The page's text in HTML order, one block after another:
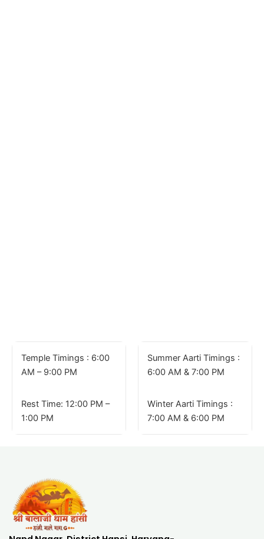
Temple Timings : 6:00
AM – 9:00 PM
Rest Time: 12:00 PM –
1:00 PM
Summer Aarti Timings :
6:00 AM & 7:00 PM
Winter Aarti Timings :
7:00 AM & 6:00 PM